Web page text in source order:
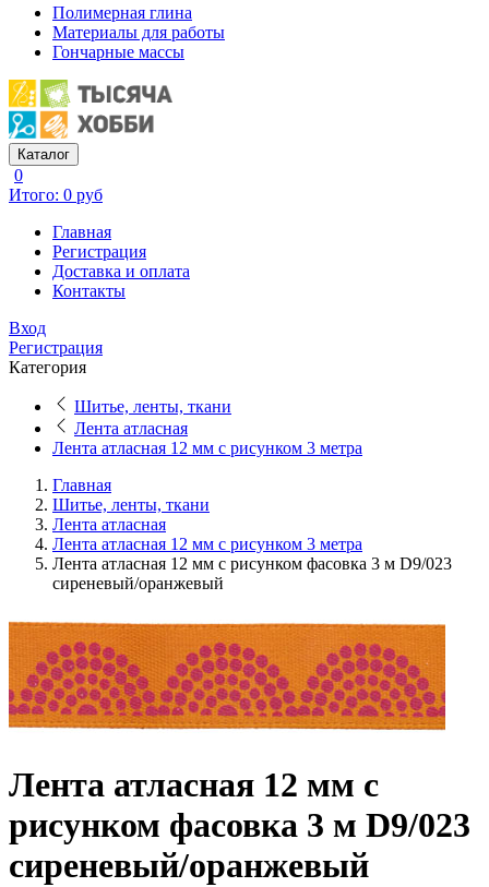
Полимерная глина
Материалы для работы
Гончарные массы
Каталог
0
Итого: 0 руб
Главная
Регистрация
Доставка и оплата
Контакты
Вход
Регистрация
Категория
Шитье, ленты, ткани
Лента атласная
Лента атласная 12 мм с рисунком 3 метра
Главная
Шитье, ленты, ткани
Лента атласная
Лента атласная 12 мм с рисунком 3 метра
Лента атласная 12 мм с рисунком фасовка 3 м D9/023
сиреневый/оранжевый
Лента атласная 12 мм с
рисунком фасовка 3 м D9/023
сиреневый/оранжевый